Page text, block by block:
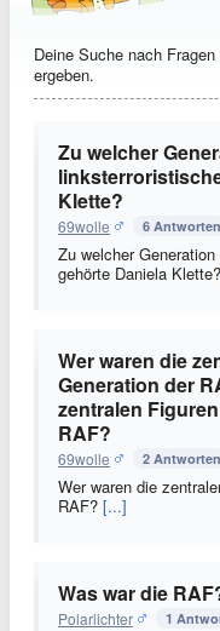
Deine Suche nach
ergeben.
Zu welcher
Klette?
69wolle 6 Antworten
Zu welcher
gehörte Daniela Klette?
Wer waren die
Generation der
zentralen
RAF?
69wolle 2 Antworten
Wer waren die
RAF? [...]
Was war die
Polarlichter 1